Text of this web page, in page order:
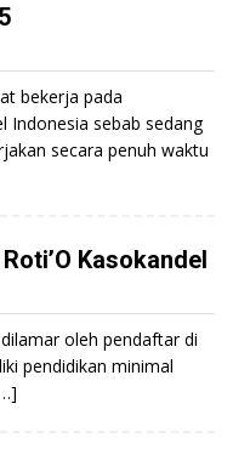
bekerja pada
Indonesia sebab sedang
secara penuh waktu
Kasokandel
oleh pendaftar di
pendidikan minimal